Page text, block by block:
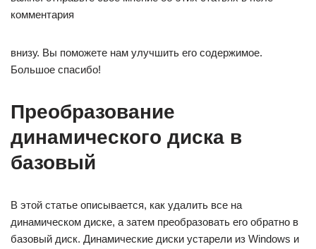
комментария
внизу. Вы поможете нам улучшить его содержимое.
Большое спасибо!
Преобразование
динамического диска в
базовый
В этой статье описывается, как удалить все на
динамическом диске, а затем преобразовать его обратно в
базовый диск. Динамические диски устарели из Windows и